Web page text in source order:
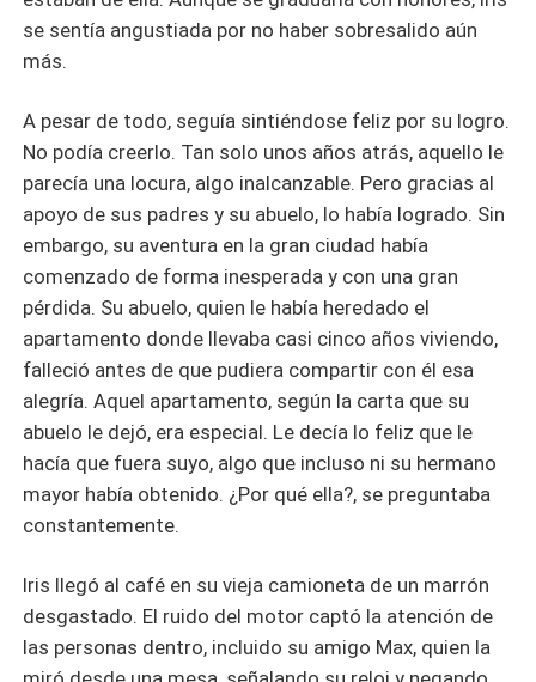
se sentía angustiada por no haber sobresalido aún
más.
A pesar de todo, seguía sintiéndose feliz por su logro.
No podía creerlo. Tan solo unos años atrás, aquello le
parecía una locura, algo inalcanzable. Pero gracias al
apoyo de sus padres y su abuelo, lo había logrado. Sin
embargo, su aventura en la gran ciudad había
comenzado de forma inesperada y con una gran
pérdida. Su abuelo, quien le había heredado el
apartamento donde llevaba casi cinco años viviendo,
falleció antes de que pudiera compartir con él esa
alegría. Aquel apartamento, según la carta que su
abuelo le dejó, era especial. Le decía lo feliz que le
hacía que fuera suyo, algo que incluso ni su hermano
mayor había obtenido. ¿Por qué ella?, se preguntaba
constantemente.
Iris llegó al café en su vieja camioneta de un marrón
desgastado. El ruido del motor captó la atención de
las personas dentro, incluido su amigo Max, quien la